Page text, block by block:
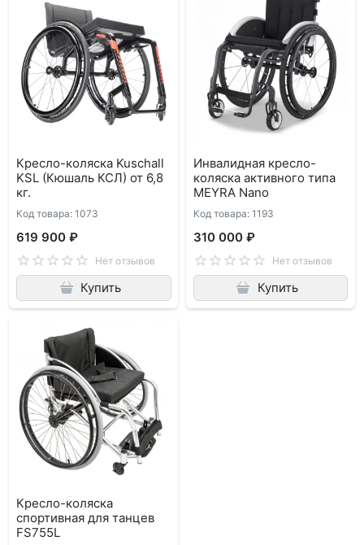
Кресло-коляска Kuschall
KSL (Кюшаль КСЛ) от 6,8
кг.
Код товара: 1073
619 900 ₽
Нет отзывов
Купить
Инвалидная кресло-
коляска активного типа
MEYRA Nano
Код товара: 1193
310 000 ₽
Нет отзывов
Купить
Кресло-коляска
спортивная для танцев
FS755L